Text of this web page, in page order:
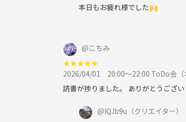
本日もお疲れ様でした🙌
@こちみ
★★★★★
2026/04/01
20:00〜22:00 ToDo会
読書が捗りました。 ありがとうござい
@IQJb9u （クリエイター）